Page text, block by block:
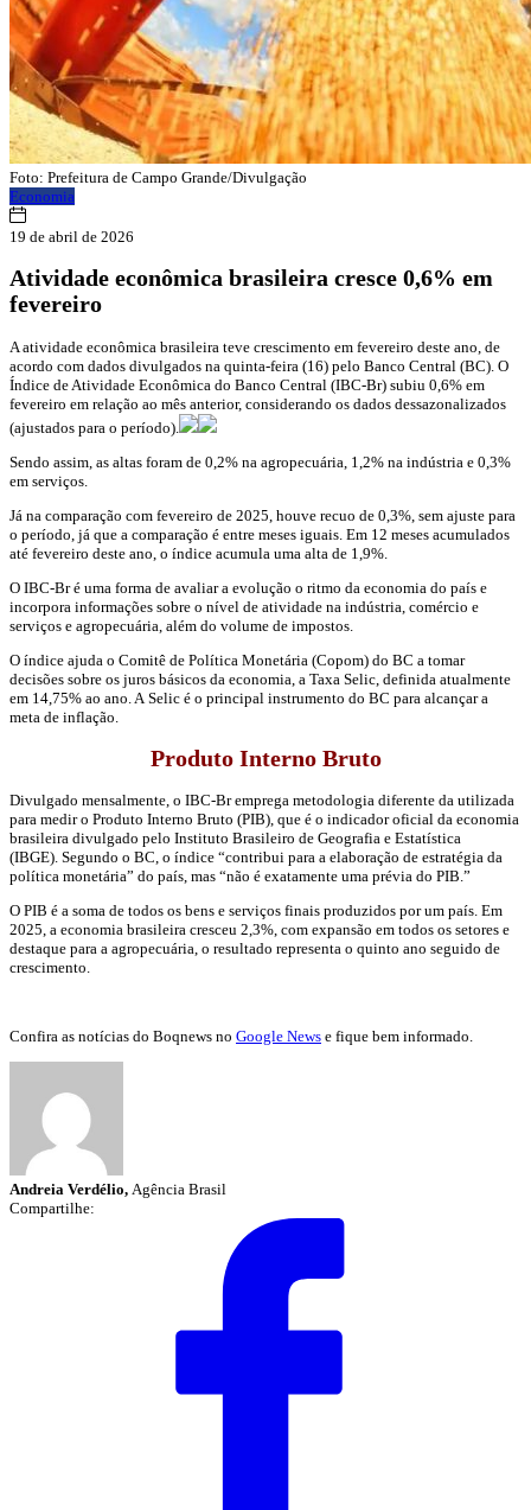
Foto: Prefeitura de Campo Grande/Divulgação
Economia
19 de abril de 2026
Atividade econômica brasileira cresce 0,6% em
fevereiro
A atividade econômica brasileira teve crescimento em fevereiro deste ano, de
acordo com dados divulgados na quinta-feira (16) pelo Banco Central (BC). O
Índice de Atividade Econômica do Banco Central (IBC-Br) subiu 0,6% em
fevereiro em relação ao mês anterior, considerando os dados dessazonalizados
(ajustados para o período).
Sendo assim, as altas foram de 0,2% na agropecuária, 1,2% na indústria e 0,3%
em serviços.
Já na comparação com fevereiro de 2025, houve recuo de 0,3%, sem ajuste para
o período, já que a comparação é entre meses iguais. Em 12 meses acumulados
até fevereiro deste ano, o índice acumula uma alta de 1,9%.
O IBC-Br é uma forma de avaliar a evolução o ritmo da economia do país e
incorpora informações sobre o nível de atividade na indústria, comércio e
serviços e agropecuária, além do volume de impostos.
O índice ajuda o Comitê de Política Monetária (Copom) do BC a tomar
decisões sobre os juros básicos da economia, a Taxa Selic, definida atualmente
em 14,75% ao ano. A Selic é o principal instrumento do BC para alcançar a
meta de inflação.
Produto Interno Bruto
Divulgado mensalmente, o IBC-Br emprega metodologia diferente da utilizada
para medir o Produto Interno Bruto (PIB), que é o indicador oficial da economia
brasileira divulgado pelo Instituto Brasileiro de Geografia e Estatística
(IBGE). Segundo o BC, o índice “contribui para a elaboração de estratégia da
política monetária” do país, mas “não é exatamente uma prévia do PIB.”
O PIB é a soma de todos os bens e serviços finais produzidos por um país. Em
2025, a economia brasileira cresceu 2,3%, com expansão em todos os setores e
destaque para a agropecuária, o resultado representa o quinto ano seguido de
crescimento.
Confira as notícias do Boqnews no Google News e fique bem informado.
Andreia Verdélio, Agência Brasil
Compartilhe: